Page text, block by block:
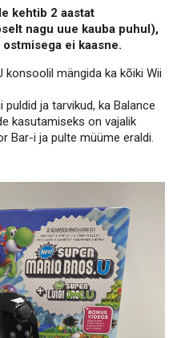
kehtib 2 aastat
nagu uue kauba puhul),
ei kaasne.
konsoolil mängida ka kõiki Wii
ja tarvikud, ka Balance
kasutamiseks on vajalik
Bar-i ja pulte müüme eraldi.